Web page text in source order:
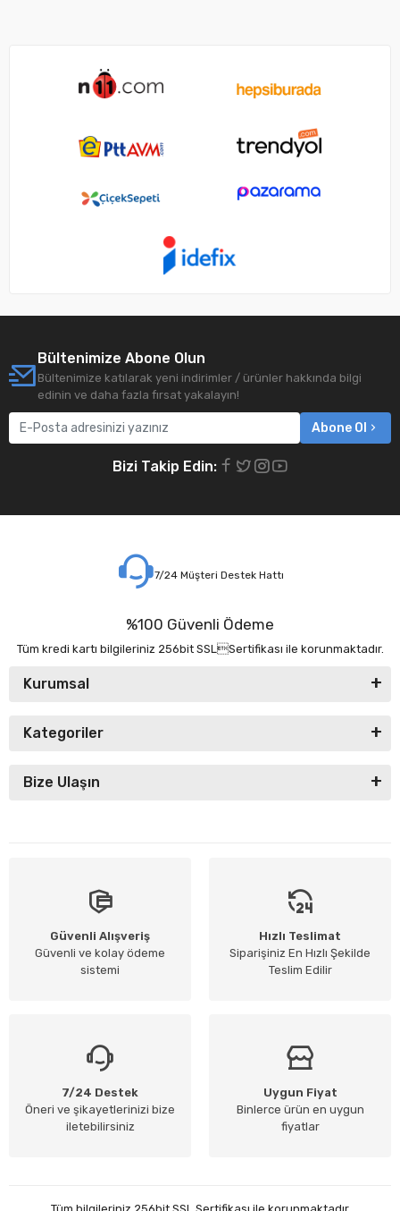
Bültenimize Abone Olun
Bültenimize katılarak yeni indirimler / ürünler hakkında bilgi
edinin ve daha fazla fırsat yakalayın!
Abone Ol
Bizi Takip Edin:
7/24 Müşteri Destek Hattı
%100 Güvenli Ödeme
Tüm kredi kartı bilgileriniz 256bit SSLSertifikası ile korunmaktadır.
Kurumsal
Kategoriler
Bize Ulaşın
Güvenli Alışveriş
Güvenli ve kolay ödeme
sistemi
Hızlı Teslimat
Siparişiniz En Hızlı Şekilde
Teslim Edilir
7/24 Destek
Öneri ve şikayetlerinizi bize
iletebilirsiniz
Uygun Fiyat
Binlerce ürün en uygun
fiyatlar